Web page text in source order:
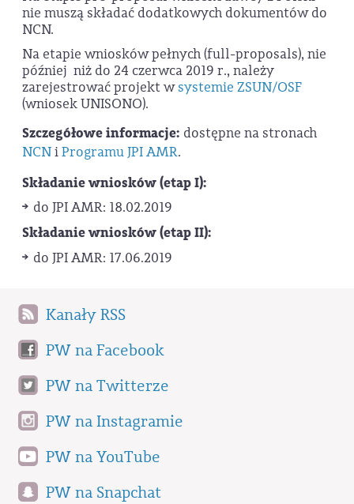
nie muszą składać dodatkowych dokumentów do
NCN.
Na etapie wniosków pełnych (full-proposals), nie
później niż do 24 czerwca 2019 r., należy
zarejestrować projekt wsystemie ZSUN/OSF
(wniosek UNISONO).
Szczegółowe informacje: dostępne na stronach
NCNiProgramu JPI AMR.
Składanie wniosków (etap I):
do JPI AMR: 18.02.2019
Składanie wniosków (etap II):
do JPI AMR: 17.06.2019
Kanały RSS
PW na Facebook
PW na Twitterze
PW na Instagramie
PW na YouTube
PW na Snapchat